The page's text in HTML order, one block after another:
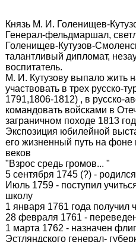
Князь М. И. Голенищев-
Генерал-фельдмаршал,
Голенищев-Кутузов-
талантливый дипломат,
воспитатель.
М. И. Кутузову выпало жить
участвовать в трех русско-
1791,1806-1812) , в русско-
командовать войсками в
заграничном походе 1813
Экспозиция юбилейной
его жизненный путь на фоне
веков
"Взрос средь громов... "
5 сентября 1745 (?) -
Июль 1759 - поступил
школу
1 января 1761 года
28 февраля 1761 -
1 марта 1762 - назначен
Эстляндского генерал-